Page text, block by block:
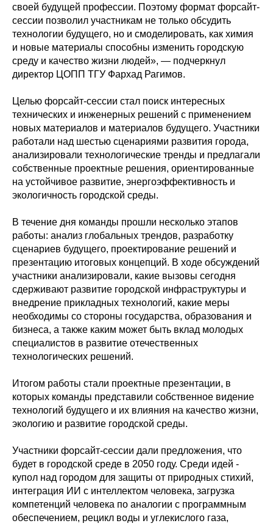
своей будущей профессии. Поэтому формат форсайт-
сессии позволил участникам не только обсудить
технологии будущего, но и смоделировать, как химия
и новые материалы способны изменить городскую
среду и качество жизни людей», — подчеркнул
директор ЦОПП ТГУ Фархад Рагимов.
Целью форсайт-сессии стал поиск интересных
технических и инженерных решений с применением
новых материалов и материалов будущего. Участники
работали над шестью сценариями развития города,
анализировали технологические тренды и предлагали
собственные проектные решения, ориентированные
на устойчивое развитие, энергоэффективность и
экологичность городской среды.
В течение дня команды прошли несколько этапов
работы: анализ глобальных трендов, разработку
сценариев будущего, проектирование решений и
презентацию итоговых концепций. В ходе обсуждений
участники анализировали, какие вызовы сегодня
сдерживают развитие городской инфраструктуры и
внедрение прикладных технологий, какие меры
необходимы со стороны государства, образования и
бизнеса, а также каким может быть вклад молодых
специалистов в развитие отечественных
технологических решений.
Итогом работы стали проектные презентации, в
которых команды представили собственное видение
технологий будущего и их влияния на качество жизни,
экологию и развитие городской среды.
Участники форсайт-сессии дали предложения, что
будет в городской среде в 2050 году. Среди идей -
купол над городом для защиты от природных стихий,
интеграция ИИ с интеллектом человека, загрузка
компетенций человека по аналогии с программным
обеспечением, рецикл воды и углекислого газа,